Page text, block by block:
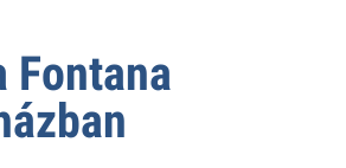
Fontana